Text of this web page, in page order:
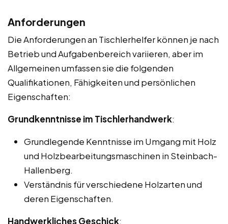
Anforderungen
Die Anforderungen an Tischlerhelfer können je nach
Betrieb und Aufgabenbereich variieren, aber im
Allgemeinen umfassen sie die folgenden
Qualifikationen, Fähigkeiten und persönlichen
Eigenschaften:
Grundkenntnisse im Tischlerhandwerk:
Grundlegende Kenntnisse im Umgang mit Holz
und Holzbearbeitungsmaschinen in Steinbach-
Hallenberg.
Verständnis für verschiedene Holzarten und
deren Eigenschaften.
Handwerkliches Geschick: